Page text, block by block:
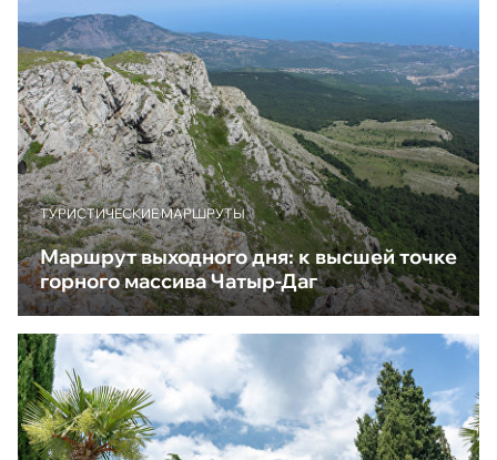
ТУРИСТИЧЕСКИЕ МАРШРУТЫ
Маршрут выходного дня: к высшей точке
горного массива Чатыр-Даг